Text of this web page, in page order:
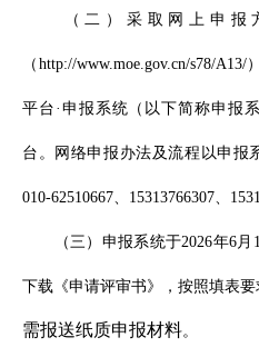
（二）采取网上申报
（ http://www.moe.gov.cn/s78/
平台·申报系统（以下简称申报
台 。网络申报办法及流程以申报
010-62510667、15313766307、
（三）申报系统于2026年6
下载《申请评审书》，按照填表
需报送纸质申报材料。